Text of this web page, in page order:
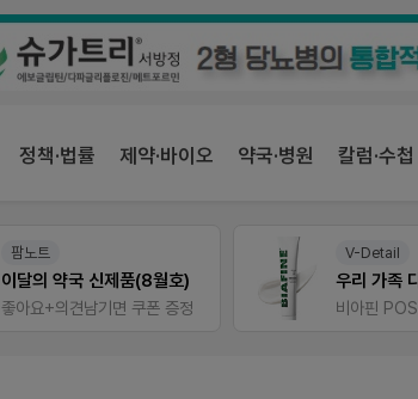
정책·법률 제약·바이오 약국·병원 칼럼·수첩
V-Detail
우리 가족 다양한 상처엔 비아핀!
비아핀 POSM 신청 GO!
E-detail
근육통은
오래가는 타